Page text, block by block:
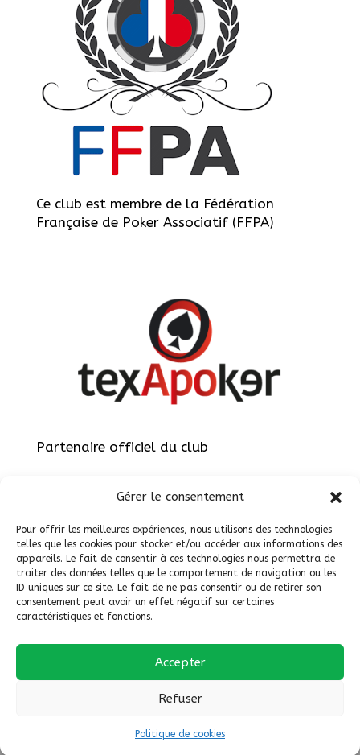
Gérer le consentement
Pour offrir les meilleures expériences, nous utilisons des technologies
telles que les cookies pour stocker et/ou accéder aux informations des
appareils. Le fait de consentir à ces technologies nous permettra de
traiter des données telles que le comportement de navigation ou les
ID uniques sur ce site. Le fait de ne pas consentir ou de retirer son
consentement peut avoir un effet négatif sur certaines
caractéristiques et fonctions.
Accepter
Refuser
Politique de cookies
Ce club est membre de la Fédération
Française de Poker Associatif (FFPA)
Partenaire officiel du club
Site réalisé parViteEtBien.net
Politique de cookies
Site réalisé parVite et Bien.net